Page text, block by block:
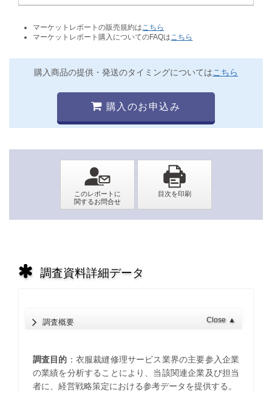
マーケットレポートの販売規約は こちら
マーケットレポート購入についてのFAQは こちら
購入商品の提供・発送のタイミングについてはこちら
購入のお申込み
調査資料詳細データ
調査概要 Close ▲
調査目的 ：衣服裁縫修理サービス業界の主要参入企業
の業績を分析することにより、当該関連企業及び担当
者に、経営戦略策定における参考データを提供する。